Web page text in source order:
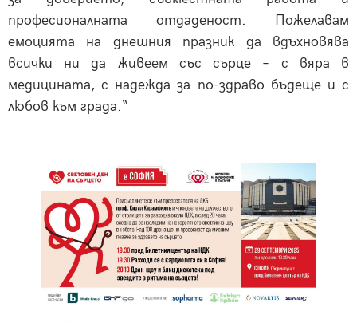
професионалната отдаденост. Пожелавам
емоцията на днешния празник да вдъхновява
всички ни да живеем със сърце – с вяра в
медицината, с надежда за по-здраво бъдеще и с
любов към града.“